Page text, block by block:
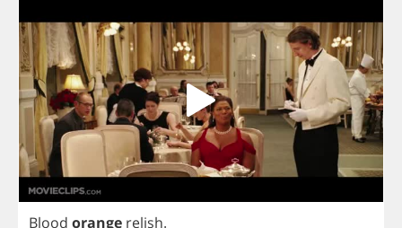
Blood orange relish.